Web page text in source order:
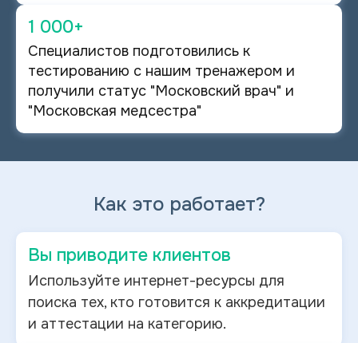
1 000+
Специалистов подготовились к
тестированию с нашим тренажером и
получили статус "Московский врач" и
"Московская медсестра"
Как это работает?
Вы приводите клиентов
Используйте интернет-ресурсы для
поиска тех, кто готовится к аккредитации
и аттестации на категорию.